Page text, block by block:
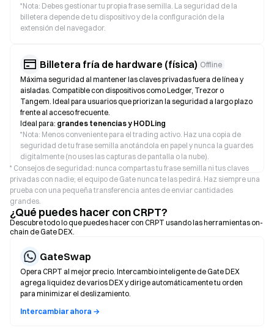
*Nota: Debes gestionar tu propia frase semilla. La seguridad de la
billetera depende de tu dispositivo y de la configuración de la
extensión del navegador.
Billetera fría de hardware (física) Offline
Máxima seguridad al mantener las claves privadas fuera de línea y
aisladas. Compatible con dispositivos como Ledger, Trezor o
Tangem. Ideal para usuarios que priorizan la seguridad a largo plazo
frente al acceso frecuente.
Ideal para: grandes tenencias y HODLing
*Nota: Menos conveniente para el trading activo. Haz una copia de
seguridad de tu frase semilla anotándola en papel y nunca la guardes
digitalmente (no uses las capturas de pantalla o la nube).
* Consejos de seguridad: nunca compartas tu frase semilla ni tus claves
privadas con nadie; el equipo de Gate nunca te las pedirá. Haz siempre una
prueba con una pequeña transferencia antes de enviar cantidades
grandes.
¿Qué puedes hacer con CRPT?
Descubre todo lo que puedes hacer con CRPT usando las herramientas on-
chain de Gate DEX.
GateSwap
Opera CRPT al mejor precio. Intercambio inteligente de Gate DEX
agrega liquidez de varios DEX y dirige automáticamente tu orden
para minimizar el deslizamiento.
Intercambiar ahora →